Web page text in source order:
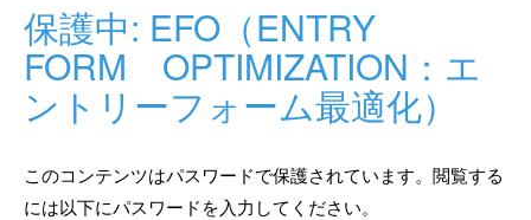
保護中: EFO（ENTRY
FORM OPTIMIZATION：エ
ントリーフォーム最適化）
このコンテンツはパスワードで保護されています。閲覧する
には以下にパスワードを入力してください。